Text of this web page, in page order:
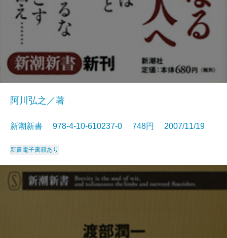
阿川弘之／著
新潮新書 978-4-10-610237-0 748円 2007/11/19
新書電子書籍あり